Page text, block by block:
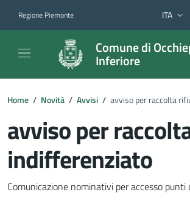
Regione Piemonte Lingua
ITA
Comune di
Inferiore
Home / Novità / Avvisi / avviso per raccolta
avviso per
indifferenziato
Dettagli del
Comunicazione nominativi per accesso punti